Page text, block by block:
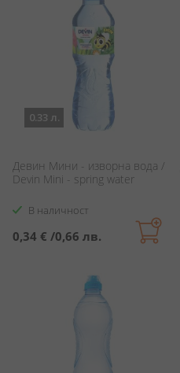
0.33 л.
Девин Мини - изворна вода /
Devin Mini - spring water
В наличност
0,34 € /0,66 лв.